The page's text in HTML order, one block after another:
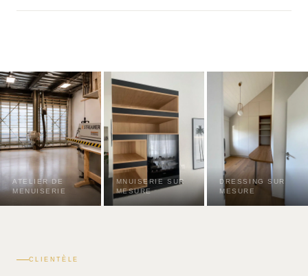
ATELIER DE
MENUISERIE
MNUISERIE SUR
MESURE
DRESSING SUR
MESURE
CLIENTÈLE